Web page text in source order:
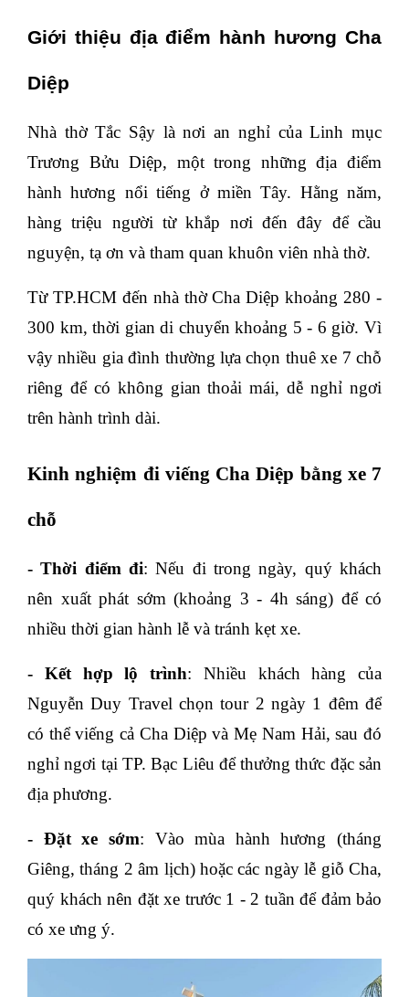
Giới thiệu địa điểm hành hương Cha
Diệp
Nhà thờ Tắc Sậy là nơi an nghỉ của Linh mục
Trương Bửu Diệp, một trong những địa điểm
hành hương nổi tiếng ở miền Tây. Hằng năm,
hàng triệu người từ khắp nơi đến đây để cầu
nguyện, tạ ơn và tham quan khuôn viên nhà thờ.
Từ TP.HCM đến nhà thờ Cha Diệp khoảng 280 -
300 km, thời gian di chuyển khoảng 5 - 6 giờ. Vì
vậy nhiều gia đình thường lựa chọn thuê xe 7 chỗ
riêng để có không gian thoải mái, dễ nghỉ ngơi
trên hành trình dài.
Kinh nghiệm đi viếng Cha Diệp bằng xe 7
chỗ
- Thời điểm đi: Nếu đi trong ngày, quý khách
nên xuất phát sớm (khoảng 3 - 4h sáng) để có
nhiều thời gian hành lễ và tránh kẹt xe.
- Kết hợp lộ trình: Nhiều khách hàng của
Nguyễn Duy Travel chọn tour 2 ngày 1 đêm để
có thể viếng cả Cha Diệp và Mẹ Nam Hải, sau đó
nghỉ ngơi tại TP. Bạc Liêu để thưởng thức đặc sản
địa phương.
- Đặt xe sớm: Vào mùa hành hương (tháng
Giêng, tháng 2 âm lịch) hoặc các ngày lễ giỗ Cha,
quý khách nên đặt xe trước 1 - 2 tuần để đảm bảo
có xe ưng ý.